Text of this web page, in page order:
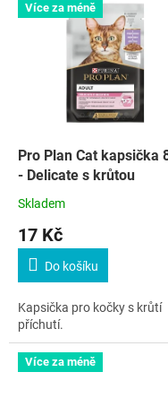
Více za méně
Pro Plan Cat kapsička
- Delicate s krůtou
Skladem
17 Kč
Do košíku
Kapsička pro kočky s krůtí
příchutí.
Více za méně